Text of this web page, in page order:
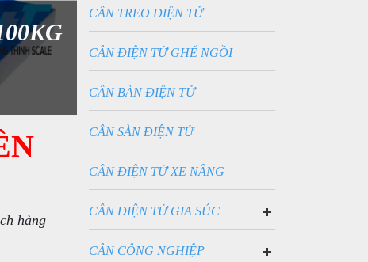
hàng
CÂN TREO ĐIỆN TỬ
CÂN ĐIỆN TỬ GHẾ NGỒI
CÂN BÀN ĐIỆN TỬ
CÂN SÀN ĐIỆN TỬ
CÂN ĐIỆN TỬ XE NÂNG
CÂN ĐIỆN TỬ GIA SÚC
CÂN SÀN BÒ ĐIỆN TỬ
CÂN SÀN HEO ĐIỆN TỬ
CÂN CÔNG NGHIỆP